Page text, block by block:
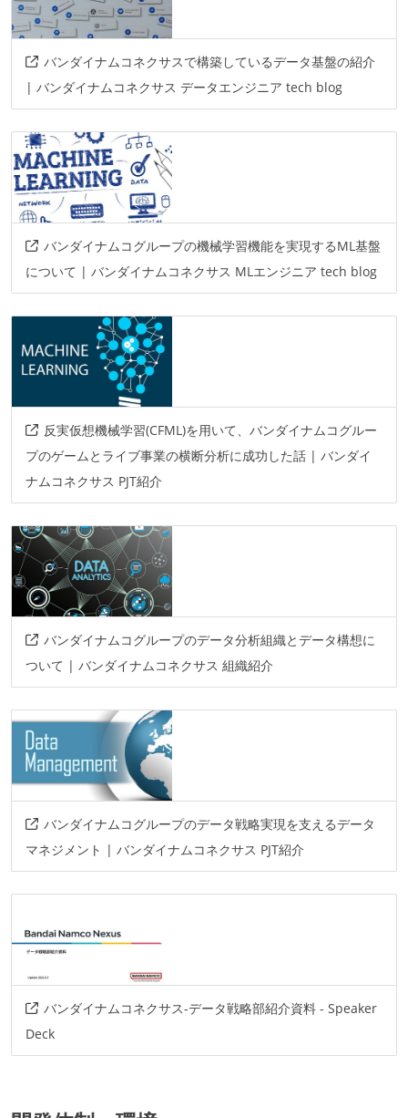
notion
slack
AIツール
github-copilot
その他
datadog
gcp
google-workspace
azure-openai
terraform-cloud
cloud-monitoring
cloud-composer
github-actions
looker-studio
looker
gke jupyter
バンダイナムコネクサスで構築しているデータ基盤の紹介
| バンダイナムコネクサス データエンジニア tech blog
バンダイナムコグループの機械学習機能を実現するML基盤
について | バンダイナムコネクサス MLエンジニア tech blog
反実仮想機械学習(CFML)を用いて、バンダイナムコグルー
プのゲームとライブ事業の横断分析に成功した話 | バンダイ
ナムコネクサス PJT紹介
バンダイナムコグループのデータ分析組織とデータ構想に
ついて | バンダイナムコネクサス 組織紹介
バンダイナムコグループのデータ戦略実現を支えるデータ
マネジメント | バンダイナムコネクサス PJT紹介
バンダイナムコネクサス-データ戦略部紹介資料 - Speaker
Deck